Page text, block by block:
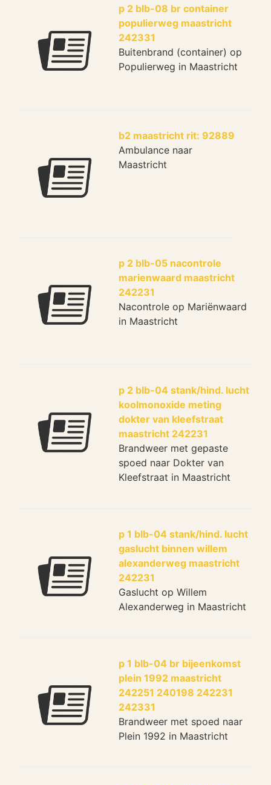
p 2 blb-08 br container
populierweg maastricht
242331
Buitenbrand (container) op
Populierweg in Maastricht
b2 maastricht rit: 92889
Ambulance naar
Maastricht
p 2 blb-05 nacontrole
marienwaard maastricht
242231
Nacontrole op Mariënwaard
in Maastricht
p 2 blb-04 stank/hind. lucht
koolmonoxide meting
dokter van kleefstraat
maastricht 242231
Brandweer met gepaste
spoed naar Dokter van
Kleefstraat in Maastricht
p 1 blb-04 stank/hind. lucht
gaslucht binnen willem
alexanderweg maastricht
242231
Gaslucht op Willem
Alexanderweg in Maastricht
p 1 blb-04 br bijeenkomst
plein 1992 maastricht
242251 240198 242231
242331
Brandweer met spoed naar
Plein 1992 in Maastricht